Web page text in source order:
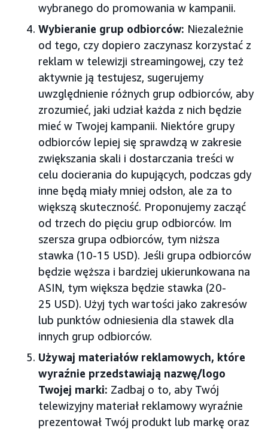
wybranego do promowania w kampanii.
Wybieranie grup odbiorców: Niezależnie
od tego, czy dopiero zaczynasz korzystać z
reklam w telewizji streamingowej, czy też
aktywnie ją testujesz, sugerujemy
uwzględnienie różnych grup odbiorców, aby
zrozumieć, jaki udział każda z nich będzie
mieć w Twojej kampanii. Niektóre grupy
odbiorców lepiej się sprawdzą w zakresie
zwiększania skali i dostarczania treści w
celu docierania do kupujących, podczas gdy
inne będą miały mniej odsłon, ale za to
większą skuteczność. Proponujemy zacząć
od trzech do pięciu grup odbiorców. Im
szersza grupa odbiorców, tym niższa
stawka (10-15 USD). Jeśli grupa odbiorców
będzie węższa i bardziej ukierunkowana na
ASIN, tym większa będzie stawka (20-
25 USD). Użyj tych wartości jako zakresów
lub punktów odniesienia dla stawek dla
innych grup odbiorców.
Używaj materiałów reklamowych, które
wyraźnie przedstawiają nazwę/logo
Twojej marki: Zadbaj o to, aby Twój
telewizyjny materiał reklamowy wyraźnie
prezentował Twój produkt lub markę oraz